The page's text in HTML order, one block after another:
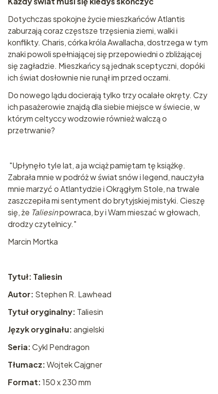
Dotychczas spokojne życie mieszkańców Atlantis
zaburzają coraz częstsze trzęsienia ziemi, walki i
konflikty. Charis, córka króla Awallacha, dostrzega w tym
znaki powoli spełniającej się przepowiedni o zbliżającej
się zagładzie. Mieszkańcy są jednak sceptyczni, dopóki
ich świat dosłownie nie runął im przed oczami.
Do nowego lądu docierają tylko trzy ocalałe okręty. Czy
ich pasażerowie znajdą dla siebie miejsce w świecie, w
którym celtyccy wodzowie również walczą o
przetrwanie?
"Upłynęło tyle lat, a ja wciąż pamiętam tę książkę.
Zabrała mnie w podróż w świat snów i legend, nauczyła
mnie marzyć o Atlantydzie i Okrągłym Stole, na trwale
zaszczepiła mi sentyment do brytyjskiej mistyki. Cieszę
się, że Taliesinpowraca, by i Wam mieszać w głowach,
drodzy czytelnicy."
Marcin Mortka
Tytuł: Taliesin
Autor: Stephen R. Lawhead
Tytuł oryginalny: Taliesin
Język oryginału:angielski
Seria:Cykl Pendragon
Tłumacz:Wojtek Cajgner
Format:150 x 230 mm